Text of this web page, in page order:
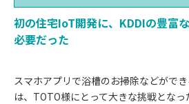
初の住宅IoT開発に、KDDIの豊富
必要だった
スマホアプリで浴槽のお掃除などがで
は、TOTO様にとって大きな挑戦とな